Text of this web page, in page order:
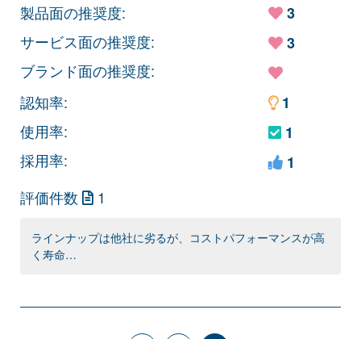
製品面の推奨度:
サービス面の推奨度:
ブランド面の推奨度:
3
3
認知率:
使用率:
採用率:
1
1
1
評価件数
1
ラインナップは他社に劣るが、コストパフォーマンスが高
く寿命…